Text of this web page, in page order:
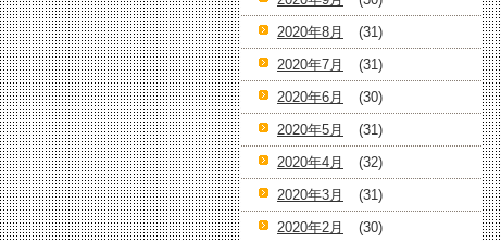
2020年8月
(31)
2020年7月
(31)
2020年6月
(30)
2020年5月
(31)
2020年4月
(32)
2020年3月
(31)
2020年2月
(30)